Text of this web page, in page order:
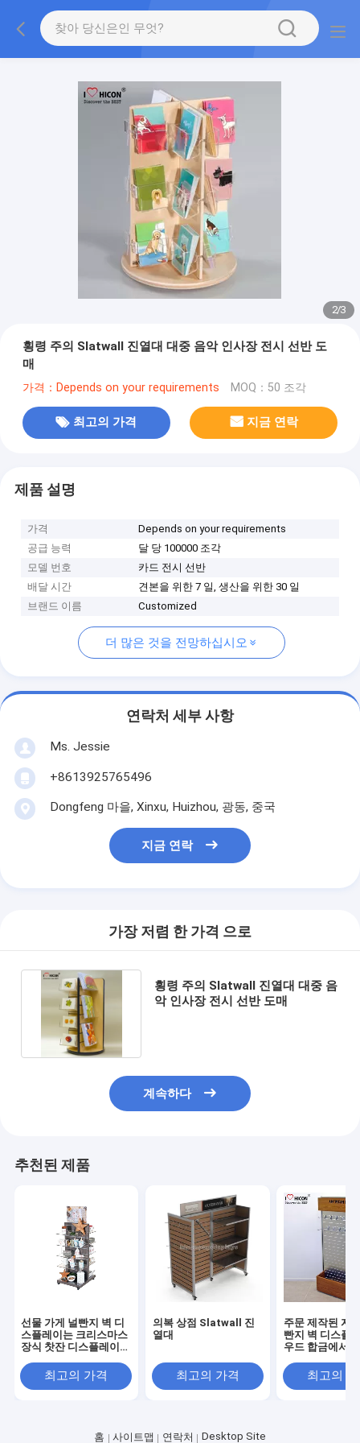
2/3
횡령 주의 Slatwall 진열대 대중 음악 인사장 전시 선반 도
매
가격：Depends on your requirements MOQ：50 조각
최고의 가격 지금 연락
제품 설명
가격
Depends on your requirements
공급 능력
달 당 100000 조각
모델 번호
카드 전시 선반
배달 시간
견본을 위한 7 일, 생산을 위한 30 일
브랜드 이름
Customized
더 많은 것을 전망하십시오
연락처 세부 사항
Ms. Jessie
+8613925765496
Dongfeng 마을, Xinxu, Huizhou, 광동, 중국
지금 연락
가장 저렴 한 가격 으로
횡령 주의 Slatwall 진열대 대중 음
악 인사장 전시 선반 도매
계속하다
추천된 제품
선물 가게 널빤지 벽 디
스플레이는 크리스마스
장식 찻잔 디스플레이
최고의 가격
의복 상점 Slatwall 진
열대
최고의 가격
주문 제작된 자
빤지 벽 디스플
우드 합금에서
최고의
홈 사이트맵 연락처 Desktop Site